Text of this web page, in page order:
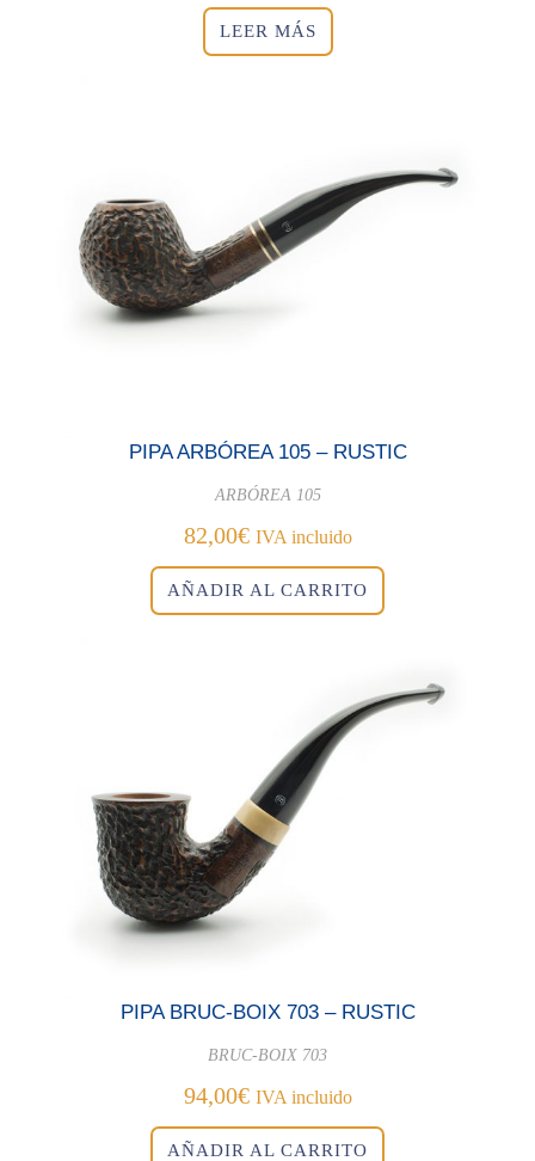
LEER MÁS
PIPA ARBÓREA 105 – RUSTIC
ARBÓREA 105
82,00€ IVA incluido
AÑADIR AL CARRITO
PIPA BRUC-BOIX 703 – RUSTIC
BRUC-BOIX 703
94,00€ IVA incluido
AÑADIR AL CARRITO